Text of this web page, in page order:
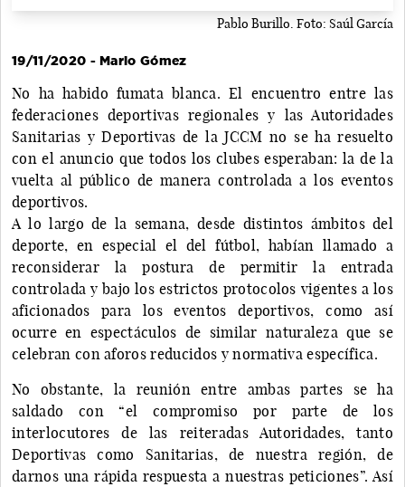
Pablo Burillo. Foto: Saúl García
19/11/2020 - Mario Gómez
No ha habido fumata blanca. El encuentro entre las
federaciones deportivas regionales y las Autoridades
Sanitarias y Deportivas de la JCCM no se ha resuelto
con el anuncio que todos los clubes esperaban: la de la
vuelta al público de manera controlada a los eventos
deportivos.
A lo largo de la semana, desde distintos ámbitos del
deporte, en especial el del fútbol, habían llamado a
reconsiderar la postura de permitir la entrada
controlada y bajo los estrictos protocolos vigentes a los
aficionados para los eventos deportivos, como así
ocurre en espectáculos de similar naturaleza que se
celebran con aforos reducidos y normativa específica.
No obstante, la reunión entre ambas partes se ha
saldado con “el compromiso por parte de los
interlocutores de las reiteradas Autoridades, tanto
Deportivas como Sanitarias, de nuestra región, de
darnos una rápida respuesta a nuestras peticiones”. Así